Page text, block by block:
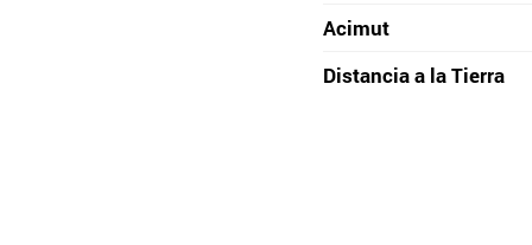
Acimut
Distancia a la Tierra